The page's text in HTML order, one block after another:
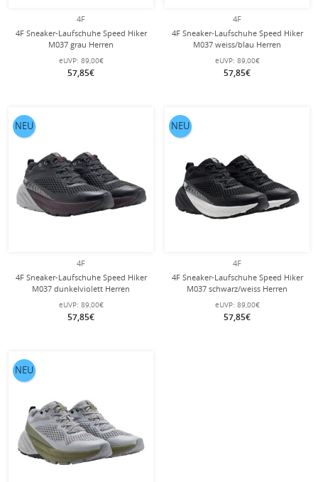
4F
4F Sneaker-Laufschuhe Speed Hiker
M037 grau Herren
eUVP: 89,00€
57,85€
4F
4F Sneaker-Laufschuhe Speed Hiker
M037 weiss/blau Herren
eUVP: 89,00€
57,85€
4F
4F Sneaker-Laufschuhe Speed Hiker
M037 dunkelviolett Herren
eUVP: 89,00€
57,85€
NEU
4F
4F Sneaker-Laufschuhe Speed Hiker
M037 schwarz/weiss Herren
eUVP: 89,00€
57,85€
NEU
NEU